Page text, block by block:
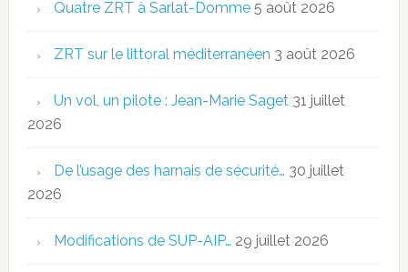
Quatre ZRT à Sarlat-Domme 5 août 2026
ZRT sur le littoral méditerranéen 3 août 2026
Un vol, un pilote : Jean-Marie Saget 31 juillet
2026
De l’usage des harnais de sécurité… 30 juillet
2026
Modifications de SUP-AIP… 29 juillet 2026